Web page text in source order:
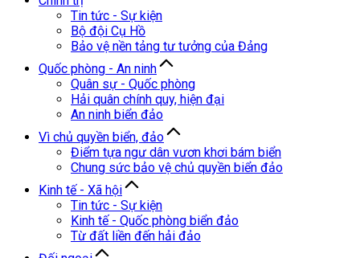
Tin tức - Sự kiện
Bộ đội Cụ Hồ
Bảo vệ nền tảng tư tưởng của Đảng
Quốc phòng - An ninh
Quân sự - Quốc phòng
Hải quân chính quy, hiện đại
An ninh biển đảo
Vì chủ quyền biển, đảo
Điểm tựa ngư dân vươn khơi bám biển
Chung sức bảo vệ chủ quyền biển đảo
Kinh tế - Xã hội
Tin tức - Sự kiện
Kinh tế - Quốc phòng biển đảo
Từ đất liền đến hải đảo